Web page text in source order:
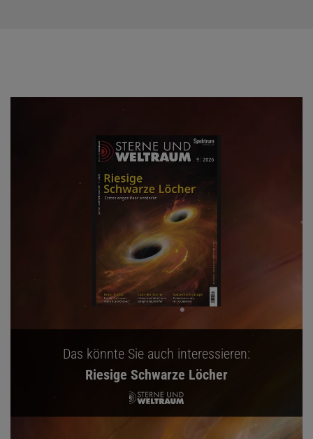
Das könnte Sie auch interessieren:
Riesige Schwarze Löcher